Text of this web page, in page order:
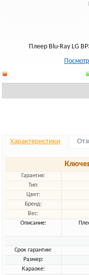
Плеер Blu-Ray LG
Характеристики
Гарантия:
Тип:
Цвет:
Бренд:
Вес:
Описание:
Срок гарантии:
Размер:
Караоке: